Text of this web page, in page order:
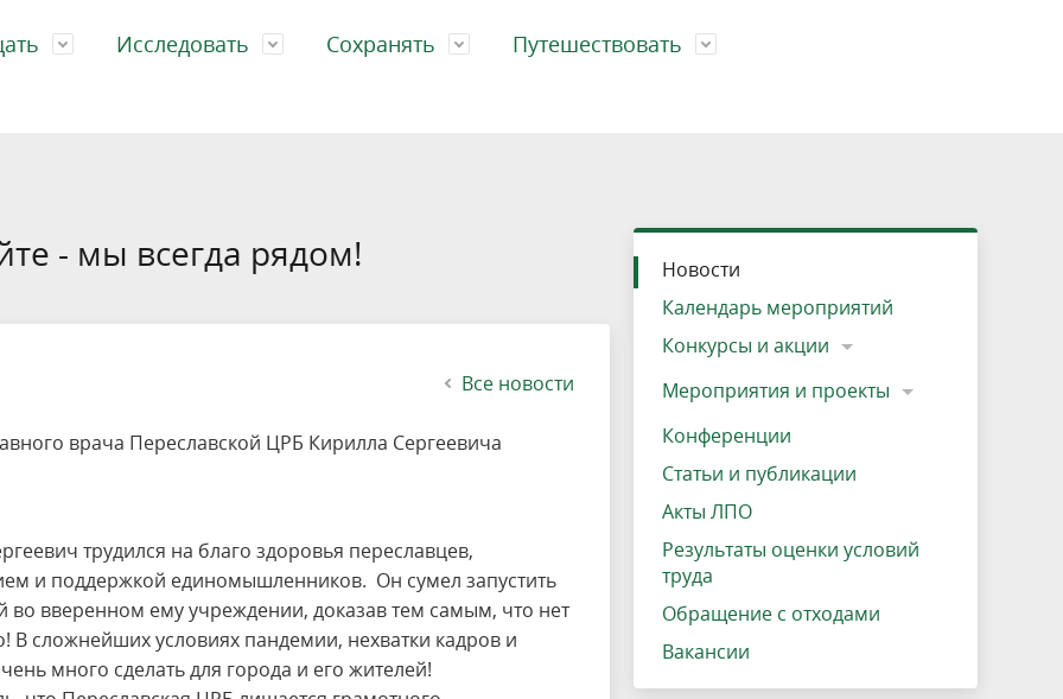
парка Растительный и животный мир
Озеро Плещеево
Вакансии
карта Достопримечательности
Экологические тропы и туристские
маршруты
на озере Зоны для парусного спорта
саженцев
Прокат велосипедов
Адрес, телефон, схема проезда
Результаты оценки условий труда
карта
Информация для инвесторов и
спонсоров
Интерактивная карта
Исследовать Сохранять
Кадастр объектов животного мира
Кадастр объектов животного мира, не
отнесенных к объектам охоты
Интерактивная карта
Путешествовать
- мы всегда рядом!
Все новости
врача Переславской ЦРБ Кирилла Сергеевича
трудился на благо здоровья переславцев,
и поддержкой единомышленников. Он сумел запустить
во вверенном ему учреждении, доказав тем самым, что нет
В сложнейших условиях пандемии, нехватки кадров и
много сделать для города и его жителей!
Новости
Календарь мероприятий
Конкурсы и акции
Мероприятия и проекты
Конференции
Статьи и публикации
Акты ЛПО
Результаты оценки условий
труда
Обращение с отходами
Вакансии